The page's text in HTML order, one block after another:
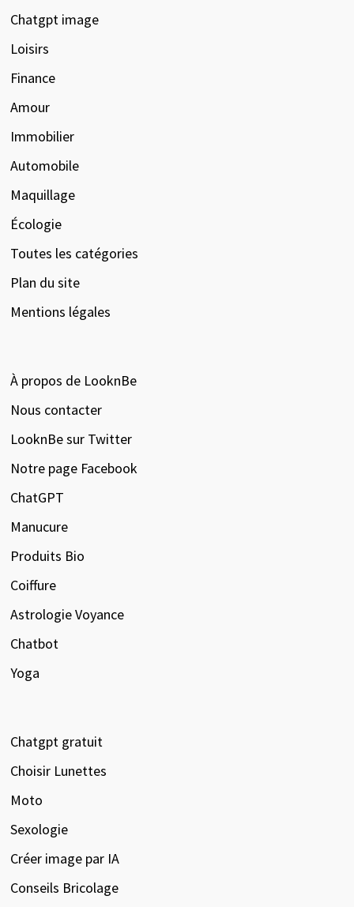
Chatgpt image
Loisirs
Finance
Amour
Immobilier
Automobile
Maquillage
Écologie
Toutes les catégories
Plan du site
Mentions légales
À propos de LooknBe
Nous contacter
LooknBe sur Twitter
Notre page Facebook
ChatGPT
Manucure
Produits Bio
Coiffure
Astrologie Voyance
Chatbot
Yoga
Chatgpt gratuit
Choisir Lunettes
Moto
Sexologie
Créer image par IA
Conseils Bricolage